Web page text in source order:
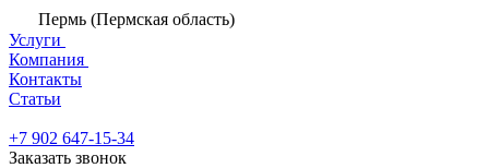
Пермь (Пермская область)
Услуги
Компания
Контакты
Статьи
+7 902 647-15-34
Заказать звонок